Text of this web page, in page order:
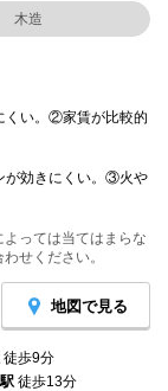
木造
くい。②家賃が比較的
効きにくい。③火や
っては当てはまらな
せください。
地図で見る
徒歩9分
徒歩13分